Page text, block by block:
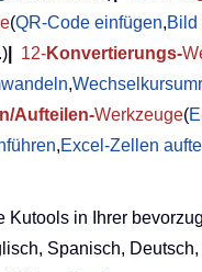
(QR-Code einfügen,Bild
12-Konvertierungs-
,
Aufteilen-Werkzeuge(
,Excel-Zellen
Kutools in Ihrer
Spanisch,